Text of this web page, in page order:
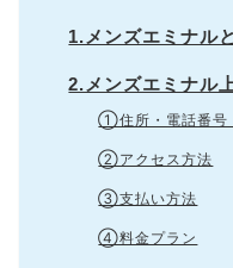
1.メンズエミナル
2.メンズエミナル
①住所・電話番号
②アクセス方法
③支払い方法
④料金プラン